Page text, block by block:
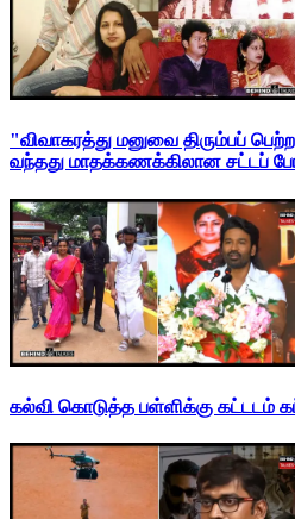
"விவாகரத்து மனுவை திரும்பப்
வந்தது மாதக்கணக்கிலான சட்டப்
கல்வி கொடுத்த பள்ளிக்கு கட்டடம்